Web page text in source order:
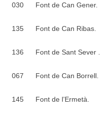
030 Font de Can Gener.
135 Font de Can Ribas.
136 Font de Sant Sever .
067 Font de Can Borrell.
145 Font de l’Ermetà.